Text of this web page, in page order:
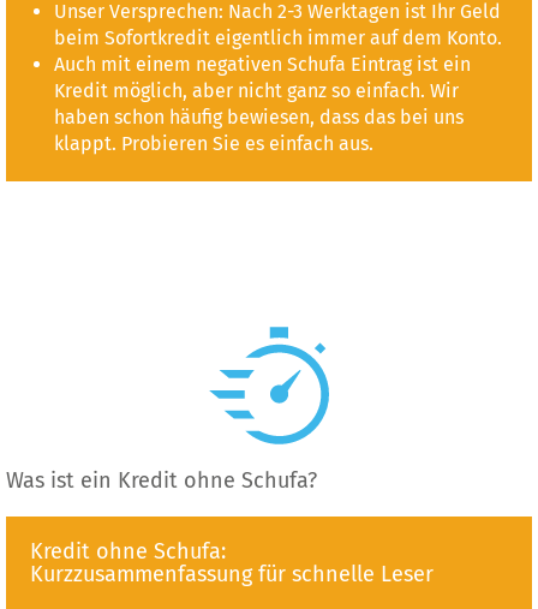
Unser Versprechen: Nach 2-3 Werktagen ist Ihr Geld
beim Sofortkredit eigentlich immer auf dem Konto.
Auch mit einem negativen Schufa Eintrag ist ein
Kredit möglich, aber nicht ganz so einfach. Wir
haben schon häufig bewiesen, dass das bei uns
klappt. Probieren Sie es einfach aus.
Was ist ein Kredit ohne Schufa?
Kredit ohne Schufa:
Kurzzusammenfassung für schnelle Leser